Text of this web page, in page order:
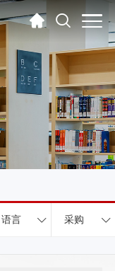
语言 采购